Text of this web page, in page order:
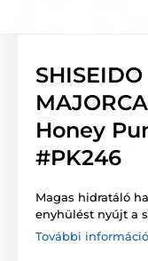
Honey
#PK246
Magas hidratáló
enyhülést nyújt a
További